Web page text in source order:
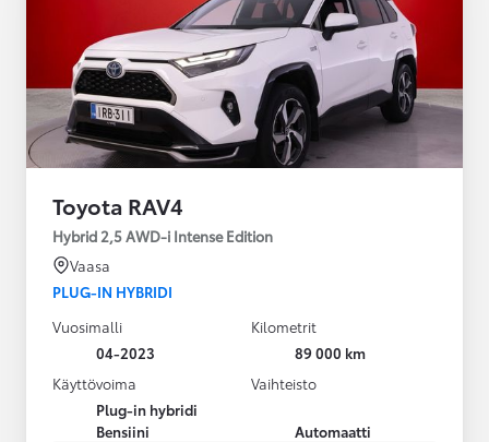
Toyota RAV4
Hybrid 2,5 AWD-i Intense Edition
Vaasa
PLUG-IN HYBRIDI
Vuosimalli
04-2023
Kilometrit
89 000 km
Käyttövoima
Plug-in hybridi
Bensiini
Vaihteisto
Automaatti